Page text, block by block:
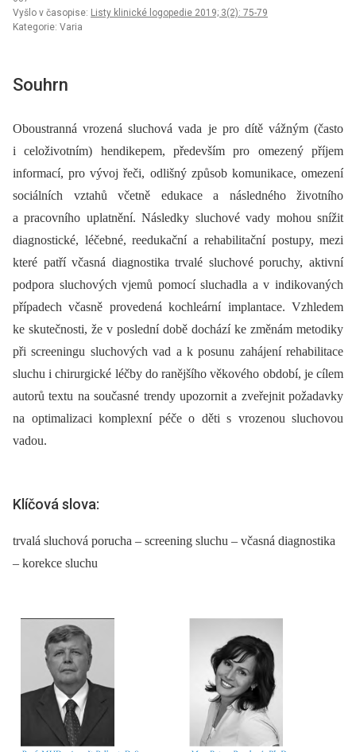
Vyšlo v časopise: Listy klinické logopedie 2019; 3(2): 75-79
Kategorie: Varia
Souhrn
Oboustranná vrozená sluchová vada je pro dítě vážným (často
i celoživotním) hendikepem, především pro omezený příjem
informací, pro vývoj řeči, odlišný způsob komunikace, omezení
sociálních vztahů včetně edukace a následného životního
a pracovního uplatnění. Následky sluchové vady mohou snížit
diagnostické, léčebné, reedukační a rehabilitační postupy, mezi
které patří včasná diagnostika trvalé sluchové poruchy, aktivní
podpora sluchových vjemů pomocí sluchadla a v indikovaných
případech včasně provedená kochleární implantace. Vzhledem
ke skutečnosti, že v poslední době dochází ke změnám metodiky
při screeningu sluchových vad a k posunu zahájení rehabilitace
sluchu i chirurgické léčby do ranějšího věkového období, je cílem
autorů textu na současné trendy upozornit a zveřejnit požadavky
na optimalizaci komplexní péče o děti s vrozenou sluchovou
vadou.
Klíčová slova:
trvalá sluchová porucha – screening sluchu – včasná diagnostika
– korekce sluchu